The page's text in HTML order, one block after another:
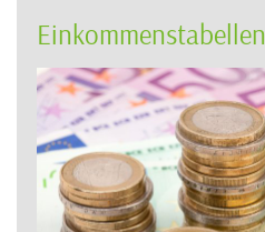
Einkommenstabellen